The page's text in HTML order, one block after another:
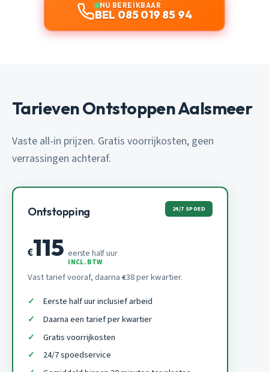
NU BEREIKBAAR
BEL 085 019 85 94
Tarieven Ontstoppen Aalsmeer
Vaste all-in prijzen. Gratis voorrijkosten, geen
verrassingen achteraf.
Ontstopping 24/7 SPOED
€115 eerste half uur
INCL. BTW
Vast tarief vooraf, daarna €38 per kwartier.
Eerste half uur inclusief arbeid
Daarna een tarief per kwartier
Gratis voorrijkosten
24/7 spoedservice